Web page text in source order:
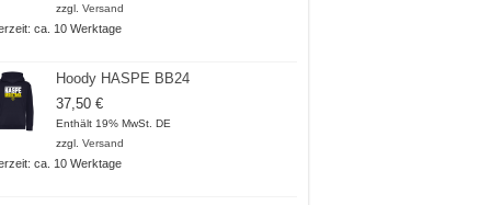
zzgl. Versand
ca. 10 Werktage
Hoody HASPE BB24
37,50 €
Enthält 19% MwSt. DE
zzgl. Versand
ca. 10 Werktage